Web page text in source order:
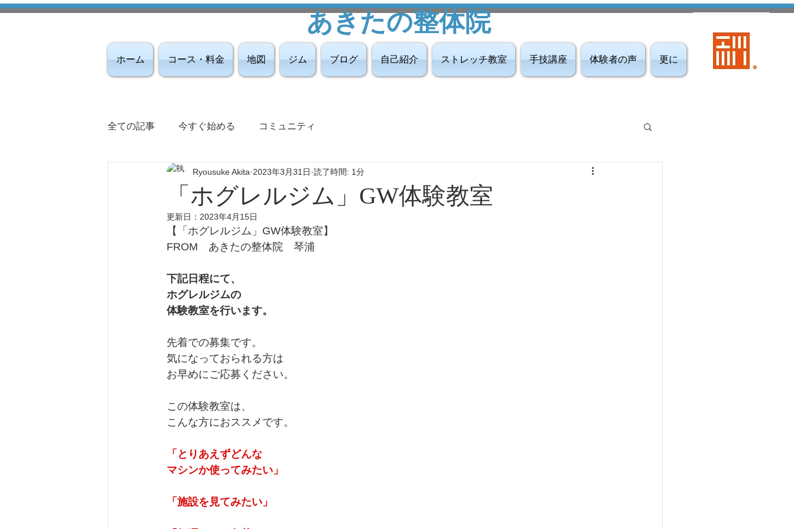
あきたの整体院
ホーム コース・料金 地図 ジム ブログ 自己紹介 ストレッチ教室 手技講座 体験者の声 更に
全ての記事 今すぐ始める コミュニティ
「ホグレルジム」GW体験教室
Ryousuke Akita 2023年3月31日 読了時間: 1分
更新日： 2023年4月15日
【「ホグレルジム」GW体験教室】
FROM　あきたの整体院　琴浦
下記日程にて、
ホグレルジムの
体験教室を行います。
先着での募集です。
気になっておられる方は
お早めにご応募ください。
この体験教室は、
こんな方におススメです。
「とりあえずどんな
マシンか使ってみたい」
「施設を見てみたい」